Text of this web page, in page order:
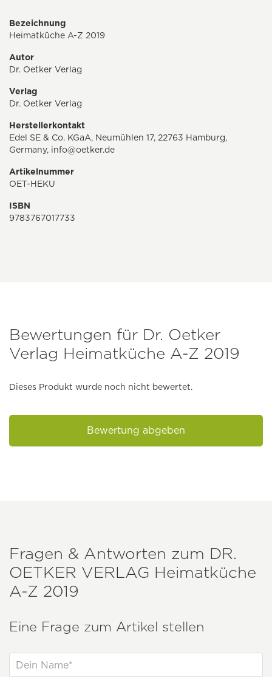
Bezeichnung
Heimatküche A-Z 2019
Autor
Dr. Oetker Verlag
Verlag
Dr. Oetker Verlag
Herstellerkontakt
Edel SE & Co. KGaA, Neumühlen 17, 22763 Hamburg,
Germany, info@oetker.de
Artikelnummer
OET-HEKU
ISBN
9783767017733
Bewertungen für Dr. Oetker
Verlag Heimatküche A-Z 2019
Dieses Produkt wurde noch nicht bewertet.
Bewertung abgeben
Fragen & Antworten zum DR.
OETKER VERLAG Heimatküche
A-Z 2019
Eine Frage zum Artikel stellen